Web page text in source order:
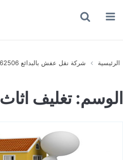
القائمة
الرئيسية شركة نقل عفش بالبدائع 0503162506
الوسم:تغليف اثاث